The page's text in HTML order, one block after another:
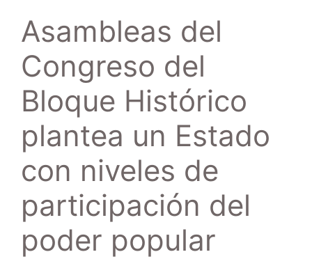
Asambleas del
Congreso del
Bloque Histórico
plantea un Estado
con niveles de
participación del
poder popular